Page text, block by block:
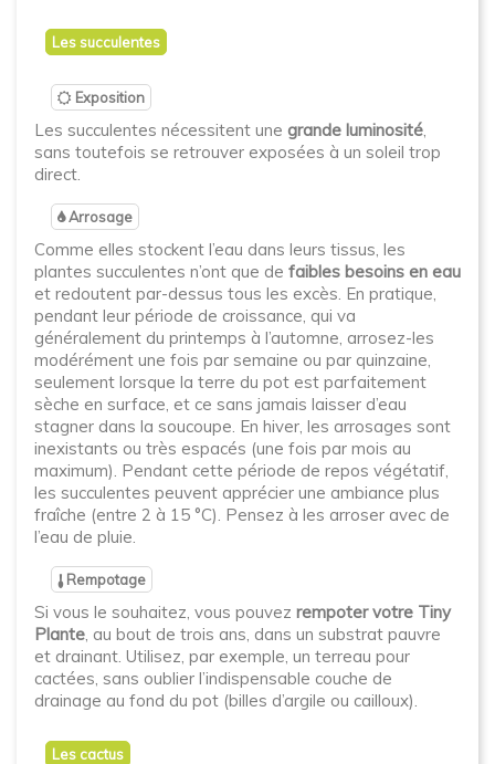
Les succulentes
Exposition
Les succulentes nécessitent une grande luminosité,
sans toutefois se retrouver exposées à un soleil trop
direct.
Arrosage
Comme elles stockent l’eau dans leurs tissus, les
plantes succulentes n’ont que de faibles besoins en eau
et redoutent par-dessus tous les excès. En pratique,
pendant leur période de croissance, qui va
généralement du printemps à l’automne, arrosez-les
modérément une fois par semaine ou par quinzaine,
seulement lorsque la terre du pot est parfaitement
sèche en surface, et ce sans jamais laisser d’eau
stagner dans la soucoupe. En hiver, les arrosages sont
inexistants ou très espacés (une fois par mois au
maximum). Pendant cette période de repos végétatif,
les succulentes peuvent apprécier une ambiance plus
fraîche (entre 2 à 15 °C). Pensez à les arroser avec de
l’eau de pluie.
Rempotage
Si vous le souhaitez, vous pouvez rempoter votre Tiny
Plante, au bout de trois ans, dans un substrat pauvre
et drainant. Utilisez, par exemple, un terreau pour
cactées, sans oublier l’indispensable couche de
drainage au fond du pot (billes d’argile ou cailloux).
Les cactus